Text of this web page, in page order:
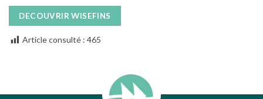
DECOUVRIR WISEFINS
Article consulté : 465